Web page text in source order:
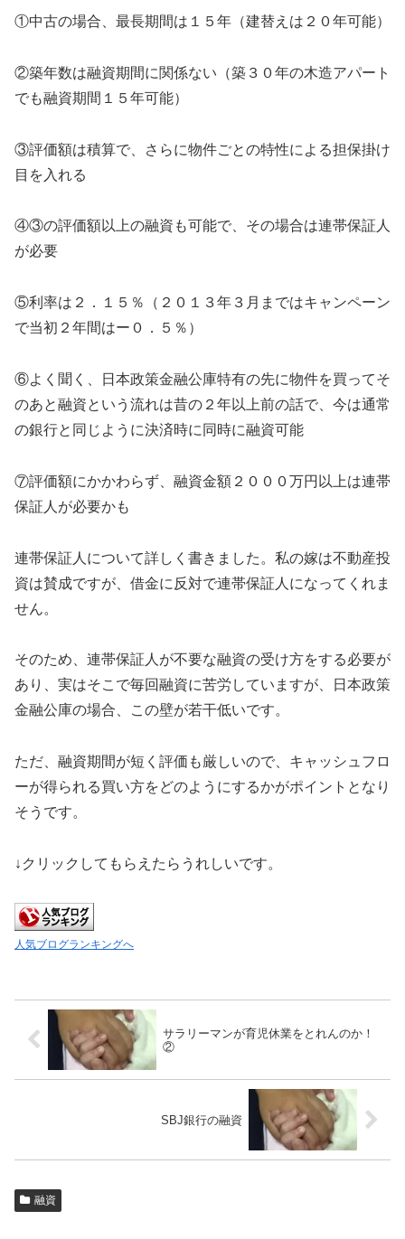
①中古の場合、最長期間は１５年（建替えは２０年可能）
②築年数は融資期間に関係ない（築３０年の木造アパート
でも融資期間１５年可能）
③評価額は積算で、さらに物件ごとの特性による担保掛け
目を入れる
④③の評価額以上の融資も可能で、その場合は連帯保証人
が必要
⑤利率は２．１５％（２０１３年３月まではキャンペーン
で当初２年間はー０．５％）
⑥よく聞く、日本政策金融公庫特有の先に物件を買ってそ
のあと融資という流れは昔の２年以上前の話で、今は通常
の銀行と同じように決済時に同時に融資可能
⑦評価額にかかわらず、融資金額２０００万円以上は連帯
保証人が必要かも
連帯保証人について詳しく書きました。私の嫁は不動産投
資は賛成ですが、借金に反対で連帯保証人になってくれま
せん。
そのため、連帯保証人が不要な融資の受け方をする必要が
あり、実はそこで毎回融資に苦労していますが、日本政策
金融公庫の場合、この壁が若干低いです。
ただ、融資期間が短く評価も厳しいので、キャッシュフロ
ーが得られる買い方をどのようにするかがポイントとなり
そうです。
↓クリックしてもらえたらうれしいです。
人気ブログランキングへ
サラリーマンが育児休業をとれんのか！
②
SBJ銀行の融資
融資